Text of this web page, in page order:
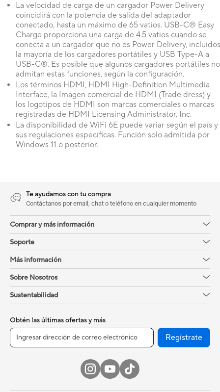
La velocidad de carga de un cargador Power Delivery
coincidirá con la potencia de salida del adaptador
conectado, hasta un máximo de 65 vatios. USB-C® Easy
Charge proporciona una carga de 4.5 vatios cuando se
conecta a un cargador que no es Power Delivery, incluidos
la mayoría de los cargadores portátiles y USB Type-A a
USB-C®. Es posible que algunos cargadores portátiles no
admitan estas funciones, según la configuración.
Los términos HDMI, HDMI High-Definition Multimedia
Interface, la Imagen comercial de HDMI (Trade dress) y
los logotipos de HDMI son marcas comerciales o marcas
registradas de HDMI Licensing Administrator, Inc.
La disponibilidad de WiFi 6E puede variar según el país y
sus regulaciones específicas. Función solo admitida por
Windows 11 o posterior.
Te ayudamos con tu compra
Contáctanos por email, chat o teléfono en cualquier momento
Comprar y más información
Soporte
Más información
Sobre Nosotros
Sustentabilidad
Obtén las últimas ofertas y más
Regístrate